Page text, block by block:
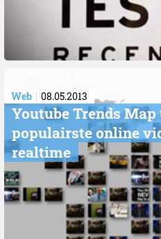
Web 08.05.2013
Youtube Trends
populairste online
realtime